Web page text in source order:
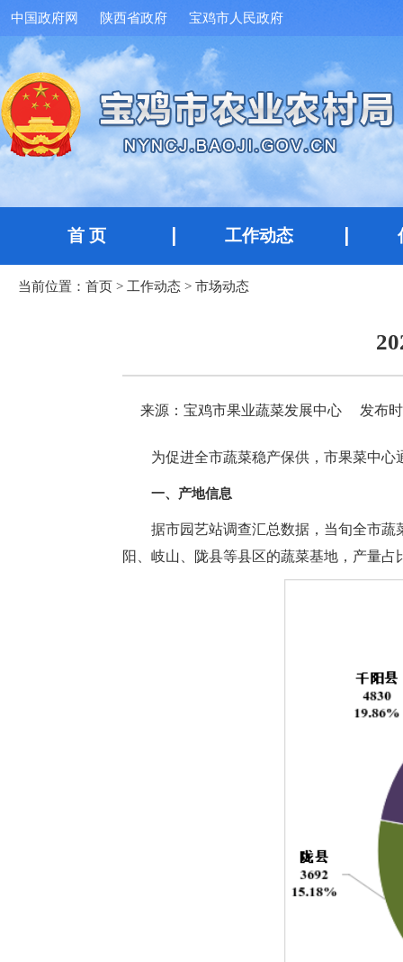
中国政府网 陕西省政府 宝鸡市人民政府
首 页 工作动态
当前位置： 首页 > 工作动态 > 市场动态
来源：宝鸡市果业蔬菜发展中心 发布
为促进全市蔬菜稳产保供，市果菜中
一、产地信息
据市园艺站调查汇总数据，当旬全市蔬
阳、岐山、陇县等县区的蔬菜基地，产量占